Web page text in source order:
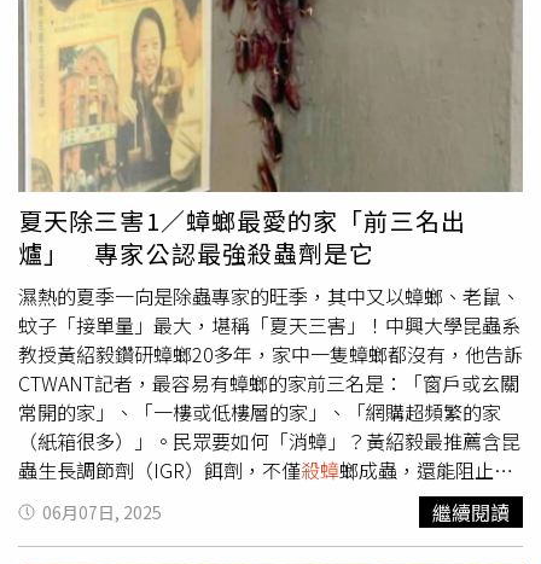
就可產下最多將近500隻後代。Earth製藥提醒，若在家中發
現蟑螂的卵鞘，由於外層有堅硬外殼保護，直接噴灑殺蟲劑
很難奏效，因此建議直接戴上手套將卵鞘取出，放入雙層塑
膠袋內壓碎後丟棄，並以酒精消毒發現卵鞘處。此外，若在
家中如廚房的抽屜、洗碗槽下、餐具櫃、冰箱周圍等地方發
現類似棕褐色的小污漬，或直徑1至3毫米的黑褐色圓形物，
很可能是蟑螂的糞便，意味著這裡已經是蟑螂的潛伏地點或
通道中因此如果發現，應該立即清除並以酒精進行消毒，然
後噴灑埋伏型或防護型殺蟲劑。此外，當家中出現蟑螂時，
不少人用慌忙手邊的東西拍打，或是找來殺蟲劑進行噴殺，
然而蟑螂往往會在瞬間逃走，無法有效清除。對此，Earth
製藥專家指出，由於蟑螂的尾毛能感知空氣流動，遇到威脅
會迅速逃竄，這時要記得「蟑螂只會向前移動」的習性，在
噴灑殺蟲劑驅除時，記得要瞄準牠的頭部前方，如此才能發
揮最大效果。不過專家也提醒，在使用任何殺蟲劑時，都必
須詳細閱讀包裝說明書，謹慎使用，才能確保安全無虞。
夏天除三害1／蟑螂最愛的家「前三名出
爐」 專家公認最強殺蟲劑是它
濕熱的夏季一向是除蟲專家的旺季，其中又以蟑螂、老鼠、
蚊子「接單量」最大，堪稱「夏天三害」！中興大學昆蟲系
教授黃紹毅鑽研蟑螂20多年，家中一隻蟑螂都沒有，他告訴
CTWANT記者，最容易有蟑螂的家前三名是：「窗戶或玄關
常開的家」、「一樓或低樓層的家」、「網購超頻繁的家
（紙箱很多）」。民眾要如何「消蟑」？黃紹毅最推薦含昆
蟲生長調節劑（IGR）餌劑，不僅殺蟑螂成蟲，還能阻止牠
們繁殖，是最科學、有效的除蟑方法；專業消毒業者余夏則
建議毒性較低的水煙式殺蟲劑。又到了「萬惡小強」肆虐的
季節！台東海濱公園知名裝置藝術「國際地標」是熱門打卡
06月07日, 2025 繼續閱讀